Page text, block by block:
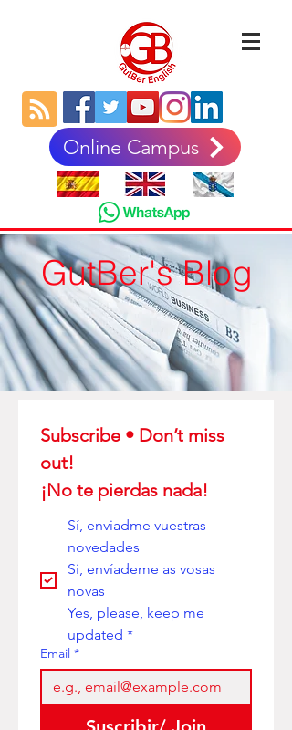
Online Campus
GutBer's Blog
Subscribe • Don’t miss
¡No te pierdas nada!
Sí, enviadme vuestras
novedades
Si, envíademe as vosas
novas
Yes, please, keep me
updated *
Email *